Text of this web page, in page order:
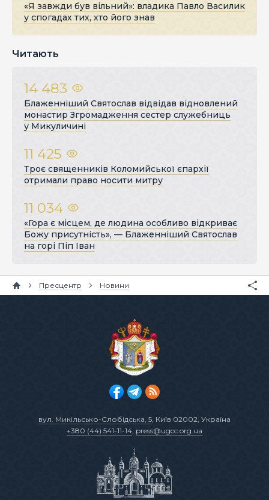
«Я завжди був вільний»: владика Павло Василик
у спогадах тих, хто його знав
Читають
14 483
Блаженніший Святослав відвідав відновлений
монастир Згромадження сестер служебниць
у Микуличині
11 425
Троє священників Коломийської єпархії
отримали право носити митру
11 034
«Гора є місцем, де людина особливо відкриває
Божу присутність», — Блаженніший Святослав
на горі Піп Іван
Пресцентр Новини
вул. Микільсько-Слобідська, 5, Київ 02002, Україна
+380 (44) 541-11-14, press@ugcc.org.ua